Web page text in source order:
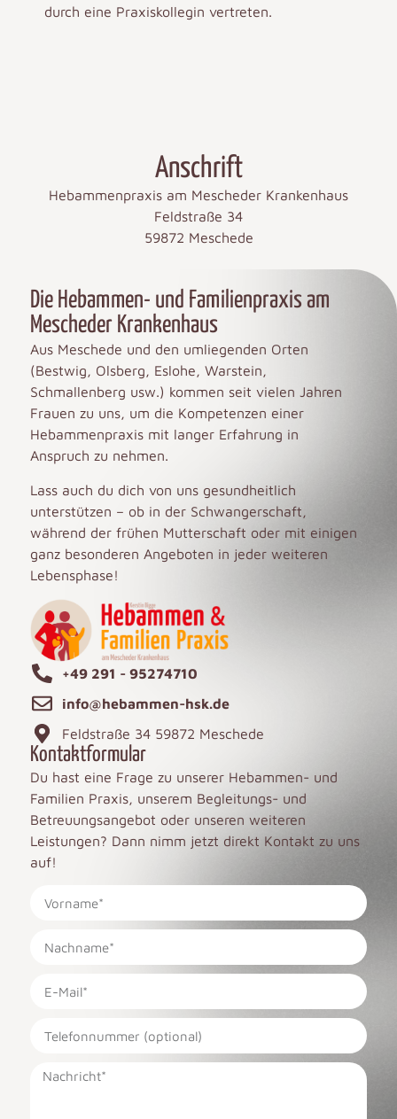
durch eine Praxiskollegin vertreten.
Anschrift
Hebammenpraxis am Mescheder Krankenhaus
Feldstraße 34
59872 Meschede
Die Hebammen- und Familienpraxis am
Mescheder Krankenhaus
Aus Meschede und den umliegenden Orten
(Bestwig, Olsberg, Eslohe, Warstein,
Schmallenberg usw.) kommen seit vielen Jahren
Frauen zu uns, um die Kompetenzen einer
Hebammenpraxis mit langer Erfahrung in
Anspruch zu nehmen.
Lass auch du dich von uns gesundheitlich
unterstützen – ob in der Schwangerschaft,
während der frühen Mutterschaft oder mit einigen
ganz besonderen Angeboten in jeder weiteren
Lebensphase!
+49 291 - 95274710
info@hebammen-hsk.de
Feldstraße 34 59872 Meschede
Kontaktformular
Du hast eine Frage zu unserer Hebammen- und
Familien Praxis, unserem Begleitungs- und
Betreuungsangebot oder unseren weiteren
Leistungen? Dann nimm jetzt direkt Kontakt zu uns
auf!